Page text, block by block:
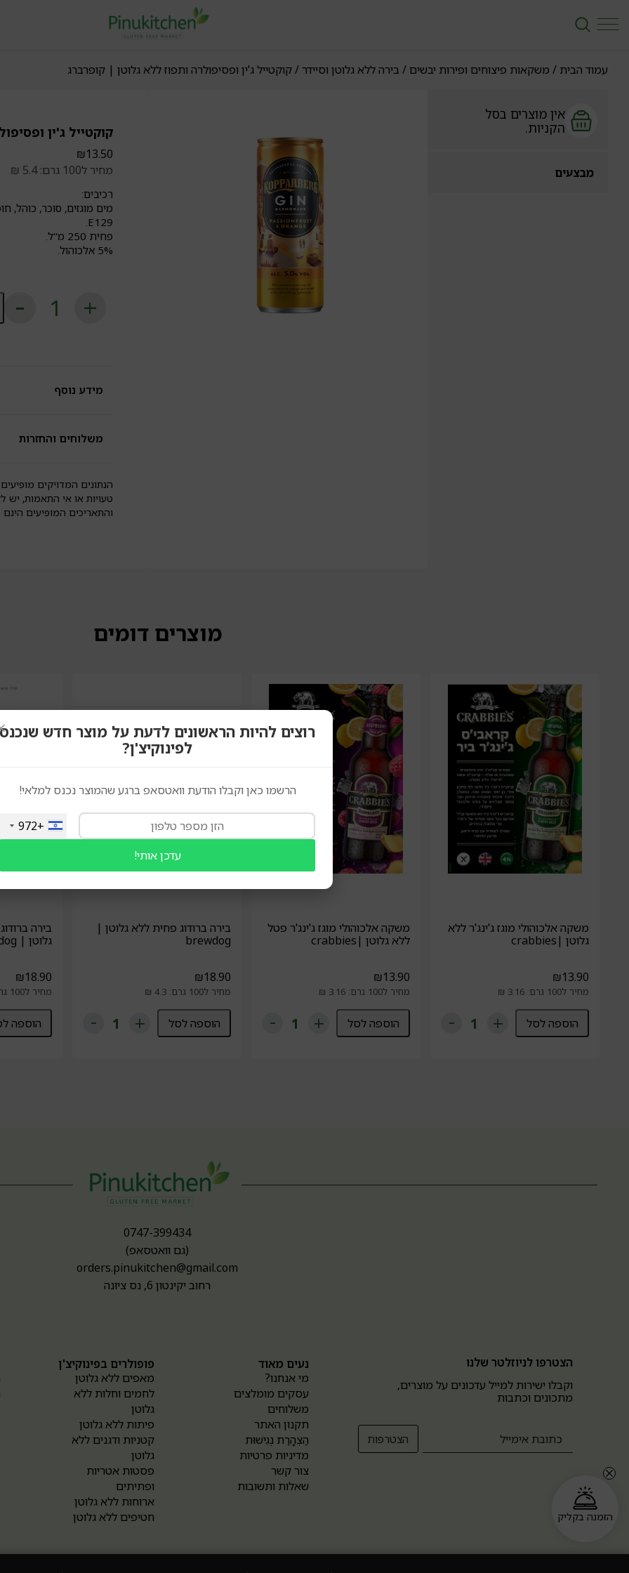
עמוד הבית / משקאות פיצוחים ופירות יבשים / בירה ללא גלוטן וסיידר / קוקטייל ג'ין ופסיפולרה ותפוז ללא גלוטן | קופרברג
אין מוצרים בסל
הקניות.
מבצעים
קוקטייל ג'ין
₪13.50
מחיר ל100 גרם: 5.4 ₪
רכיבים:
מים מוגזים, סוכר, כוהל,
E129.
פחית 250 מ"ל.
5% אלכוהול.
מידע נוסף
משלוחים והחזרות
הנתונים המדויקים
טעויות או אי התאמות, יש
והתאריכים המופיעים
מוצרים דומים
משקה אלכוהולי מוגז ג'ינג'ר ללא
גלוטן |crabbies
₪13.90
מחיר ל100 גרם: 3.16 ₪
הוספה לסל
משקה אלכוהולי מוגז ג'ינג'ר פטל
ללא גלוטן |crabbies
₪13.90
מחיר ל100 גרם: 3.16 ₪
הוספה לסל
בירה ברודוג פחית ללא גלוטן |
brewdog
₪18.90
מחיר ל100 גרם: 4.3 ₪
הוספה לסל
בירה
גלוטן | brewdog
₪18.90
מחיר ל100 גרם: 4.3 ₪
הוספה
0747-399434
(גם וואטסאפ)
orders.pinukitchen@gmail.com
רחוב יקינטון 6, נס ציונה
הצטרפו לניוזלטר שלנו
וקבלו ישירות למייל עדכונים על מוצרים,
מתכונים וכתבות
נעים מאוד
מי אנחנו?
עסקים מומלצים
משלוחים
תקנון האתר
הַצְהָרַת נְגִישׁוּת
מדיניות פרטיות
צור קשר
שאלות ותשובות
פופולרים בפינוקיצ'ן
מאפים ללא גלוטן
לחמים וחלות ללא
גלוטן
פיתות ללא גלוטן
קטניות ודגנים ללא
גלוטן
פסטות אטריות
ופתיתים
ארוחות ללא גלוטן
חטיפים ללא גלוטן
רוצים להיות הראשונים לדעת על מוצר חדש שנכנס
לפינוקיצ'ן?
הרשמו כאן וקבלו הודעת וואטסאפ ברגע שהמוצר נכנס למלאי!
+972
עדכן אותי!
הזמנה בקליק